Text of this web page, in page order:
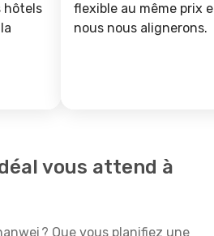
hôtels
flexible au même prix
nous nous alignerons.
vous attend à
? Que vous planifiez une